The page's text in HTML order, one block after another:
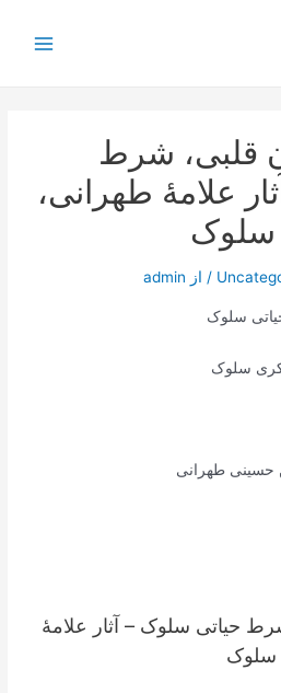
قلبی، شرط
علامۀ طهرانی،
سلوک
/ از admin
سلوک
فکری سلوک
حسینی طهرانی
حیاتی سلوک – آثار علامۀ
سلوک